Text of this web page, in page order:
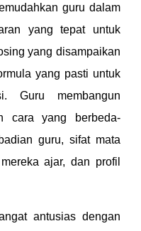
guru dalam
yang tepat untuk
yang disampaikan
yang pasti untuk
Guru membangun
cara yang berbeda-
guru, sifat mata
ajar, dan profil
antusias dengan